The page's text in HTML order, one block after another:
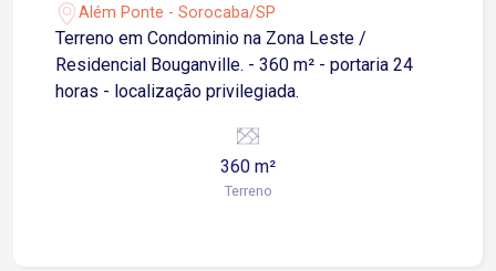
Além Ponte - Sorocaba/SP
Terreno em Condominio na Zona Leste /
Residencial Bouganville. - 360 m² - portaria 24
horas - localização privilegiada.
360 m²
Terreno